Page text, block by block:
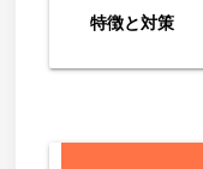
特徴と対策